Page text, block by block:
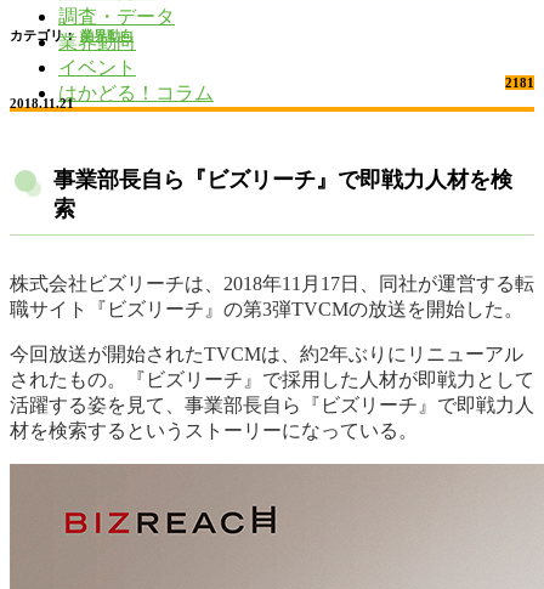
調査・データ
業界動向
イベント
はかどる！コラム
カテゴリ： 業界動向
2181
2018.11.21
事業部長自ら『ビズリーチ』で即戦力人材を検
索
株式会社ビズリーチは、2018年11月17日、同社が運営する転
職サイト『ビズリーチ』の第3弾TVCMの放送を開始した。
今回放送が開始されたTVCMは、約2年ぶりにリニューアル
されたもの。『ビズリーチ』で採用した人材が即戦力として
活躍する姿を見て、事業部長自ら『ビズリーチ』で即戦力人
材を検索するというストーリーになっている。